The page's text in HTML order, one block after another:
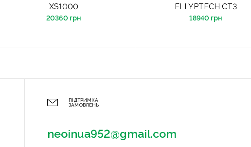
XS1000
20360 грн
ELLYPTECH CT3
18940 грн
ПІДТРИМКА
ЗАМОВЛЕНЬ
neoinua952@gmail.com